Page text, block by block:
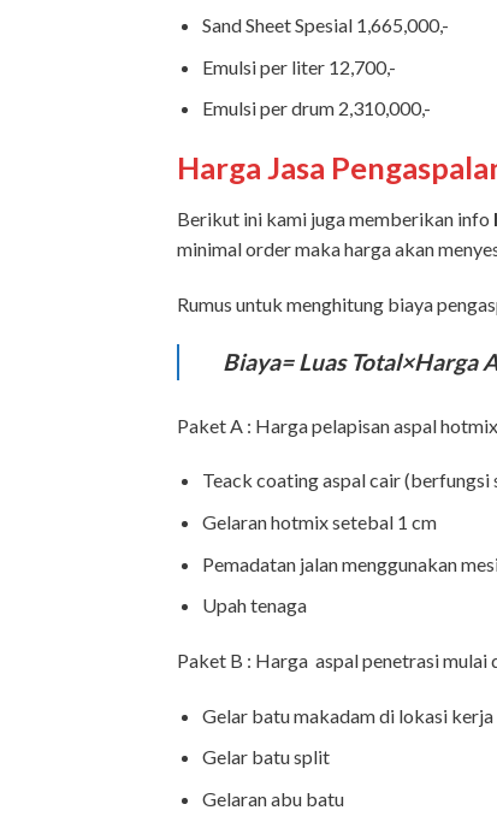
Sand Sheet Spesial 1,665,000,-
Emulsi per liter 12,700,-
Emulsi per drum 2,310,000,-
Harga Jasa
Berikut ini kami juga memberikan info
minimal order maka harga akan
Rumus untuk menghitung biaya
Biaya= Luas Total×Harga
Paket A : Harga pelapisan aspal
Teack coating aspal cair (berfungsi
Gelaran hotmix setebal 1 cm
Pemadatan jalan menggunakan
Upah tenaga
Paket B : Harga aspal penetrasi
Gelar batu makadam di lokasi kerja
Gelar batu split
Gelaran abu batu